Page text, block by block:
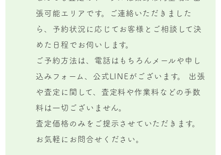
張可能エリアです。ご連絡いただきました
ら、予約状況に応じてお客様とご相談して決
めた日程でお伺いします。
ご予約方法は、電話はもちろんメールや申し
込みフォーム、公式LINEがございます。 出張
や査定に関して、査定料や作業料などの手数
料は一切ございません。
査定価格のみをご提示させていただきます。
お気軽にお問合せください。